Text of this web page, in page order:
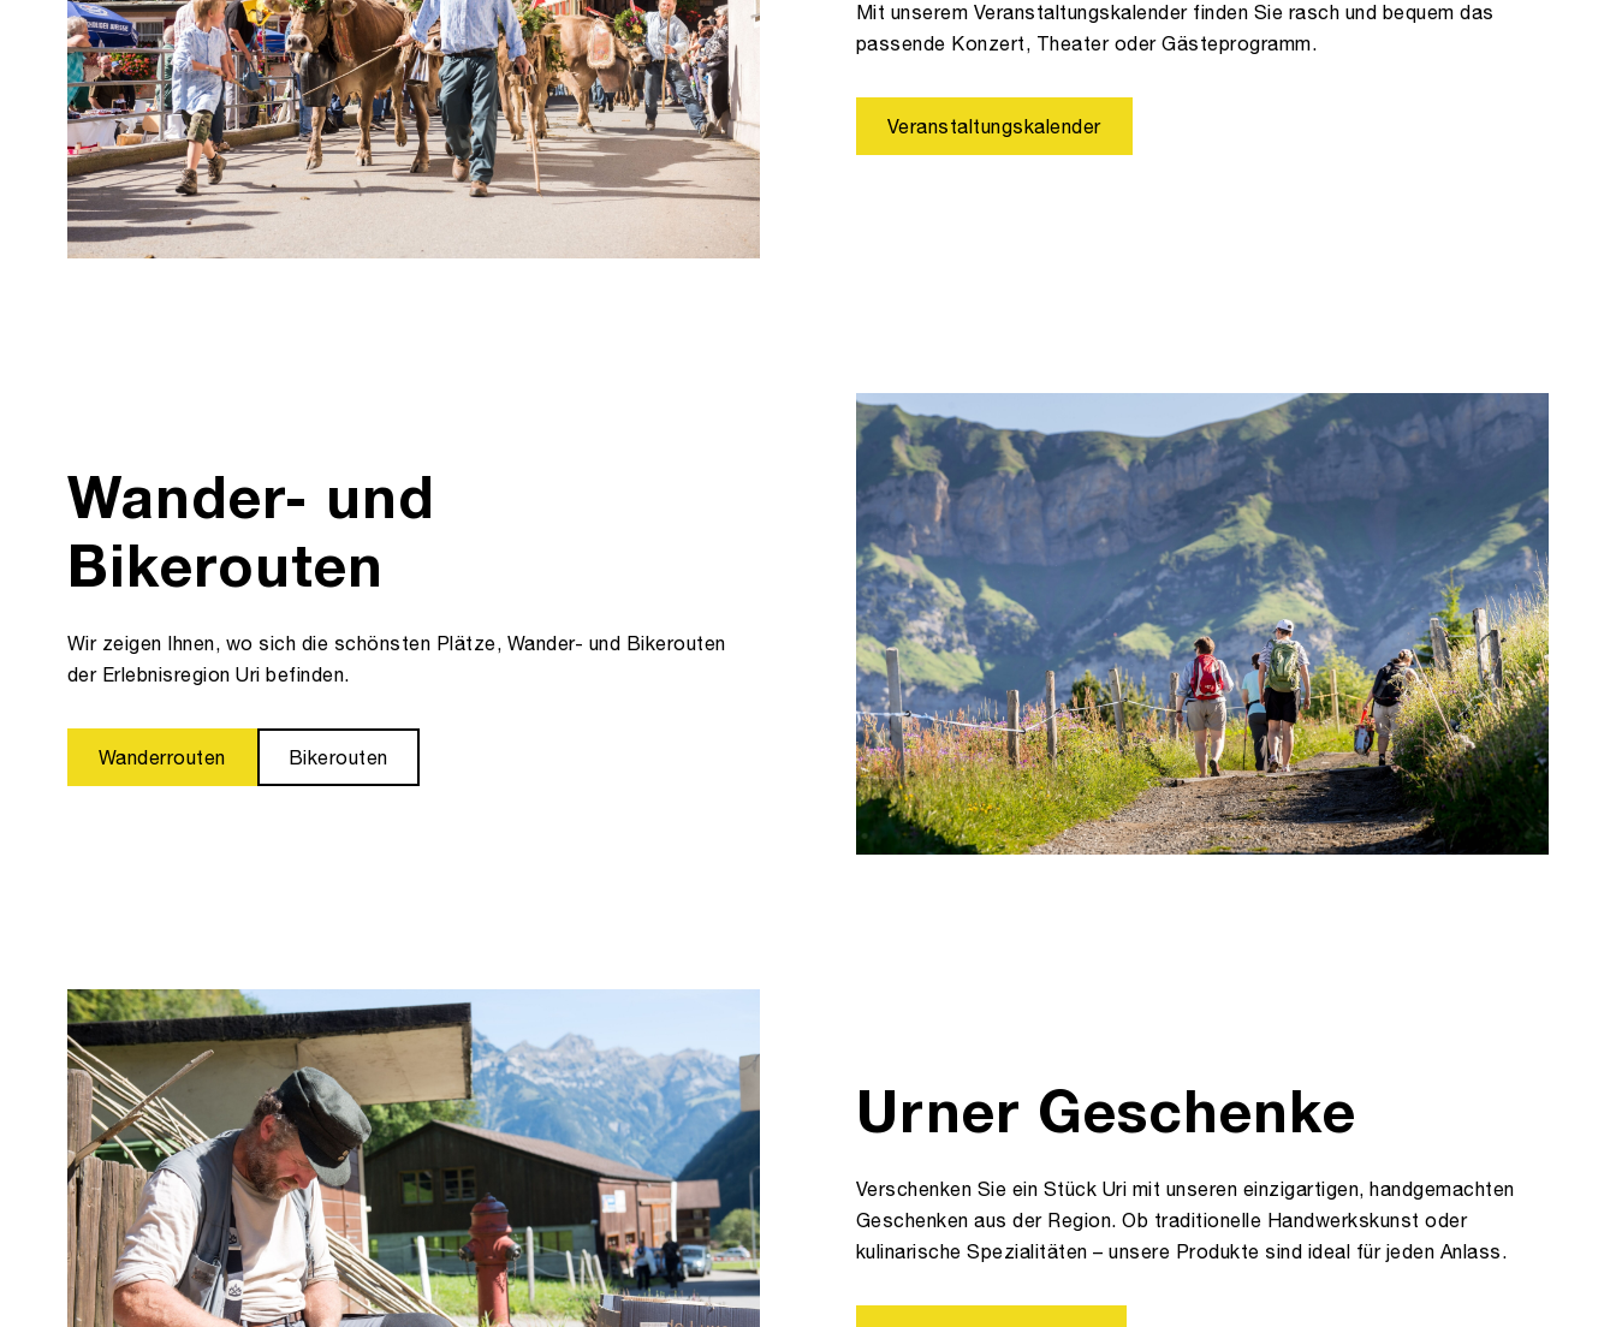
Mit unserem Veranstaltungskalender finden Sie rasch und bequem das
passende Konzert, Theater oder Gästeprogramm.
Veranstaltungskalender
Wander- und
Bikerouten
Wir zeigen Ihnen, wo sich die schönsten Plätze, Wander- und Bikerouten
der Erlebnisregion Uri befinden.
Wanderrouten Bikerouten
Urner Geschenke
Verschenken Sie ein Stück Uri mit unseren einzigartigen, handgemachten
Geschenken aus der Region. Ob traditionelle Handwerkskunst oder
kulinarische Spezialitäten – unsere Produkte sind ideal für jeden Anlass.